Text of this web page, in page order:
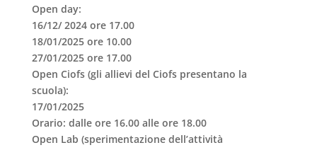
Open day:
16/12/ 2024 ore 17.00
18/01/2025 ore 10.00
27/01/2025 ore 17.00
Open Ciofs(gli allievi del Ciofs presentano la
scuola):
17/01/2025
Orario: dalle ore 16.00 alle ore 18.00
Open Lab (sperimentazione dell’attività